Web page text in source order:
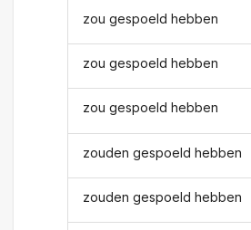
zou gespoeld hebben
zou gespoeld hebben
zou gespoeld hebben
zouden gespoeld hebben
zouden gespoeld hebben